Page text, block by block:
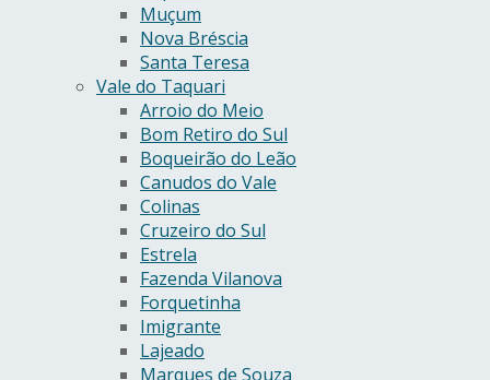
Muçum
Nova Bréscia
Santa Teresa
Vale do Taquari
Arroio do Meio
Bom Retiro do Sul
Boqueirão do Leão
Canudos do Vale
Colinas
Cruzeiro do Sul
Estrela
Fazenda Vilanova
Forquetinha
Imigrante
Lajeado
Marques de Souza